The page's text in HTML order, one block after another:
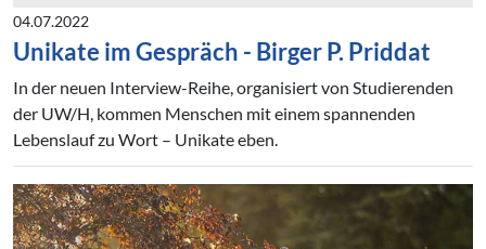
04.07.2022
Unikate im Gespräch - Birger P. Priddat
In der neuen Interview-Reihe, organisiert von Studierenden
der UW/H, kommen Menschen mit einem spannenden
Lebenslauf zu Wort – Unikate eben.